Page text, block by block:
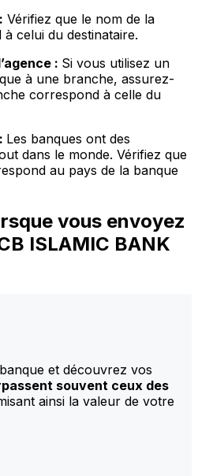
Vérifiez que le nom de la
celui du destinataire.
: Si vous utilisez un
à une branche, assurez-
correspond à celle du
Les banques ont des
dans le monde. Vérifiez que
au pays de la banque
vous envoyez
ISLAMIC BANK
et découvrez vos
souvent ceux des
ainsi la valeur de votre